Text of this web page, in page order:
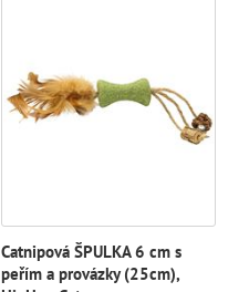
Catnipová ŠPULKA 6 cm s
peřím a provázky (25cm),